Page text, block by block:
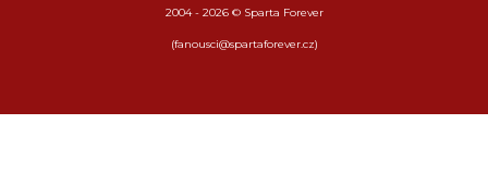
2004 - 2026 © Sparta Forever
(fanousci@spartaforever.cz)